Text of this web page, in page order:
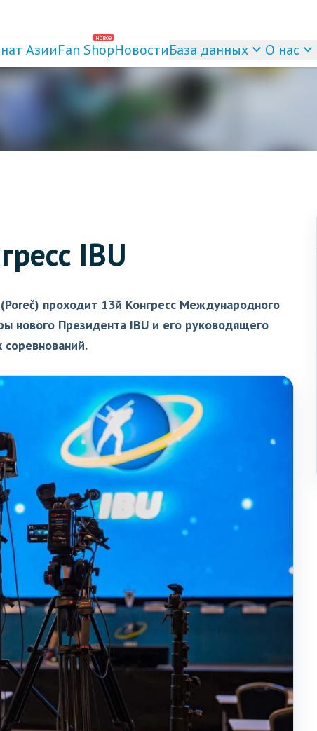
Азии
новое
Fan ShopНовостиБаза данных О нас
IBU
проходит 13й Конгресс Международного
нового Президента IBU и его руководящего